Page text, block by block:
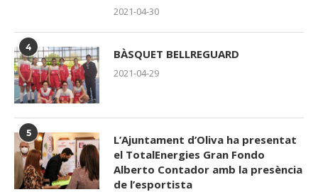
2021-04-30
4 BÀSQUET BELLREGUARD
2021-04-29
5
L’Ajuntament d’Oliva ha presentat
el TotalEnergies Gran Fondo
Alberto Contador amb la presència
de l’esportista